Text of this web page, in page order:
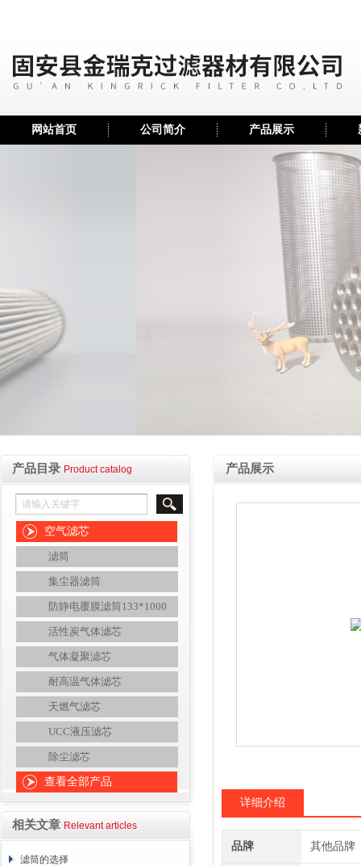
网站首页 公司简介 产品展示
产品目录 Product catalog
空气滤芯
滤筒
集尘器滤筒
防静电覆膜滤筒133*1000
活性炭气体滤芯
气体凝聚滤芯
耐高温气体滤芯
天燃气滤芯
UCC液压滤芯
除尘滤芯
查看全部产品
相关文章 Relevant articles
滤筒的选择
产品展示
详细介绍
品牌 其他品牌